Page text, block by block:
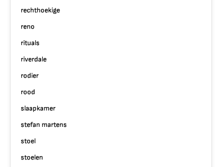
rechthoekige
reno
rituals
riverdale
rodier
rood
slaapkamer
stefan martens
stoel
stoelen